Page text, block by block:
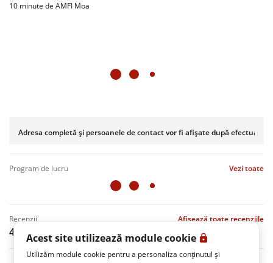
Acest site utilizează module cookie
Utilizăm module cookie pentru a personaliza conținutul și
10 minute de AMFI Moa
Adresa completă și persoanele de contact vor fi afișate după efectuarea
program de lucru Vezi toate
recenzii Afișează toate recenziile
4.8 (4 Recenzii)